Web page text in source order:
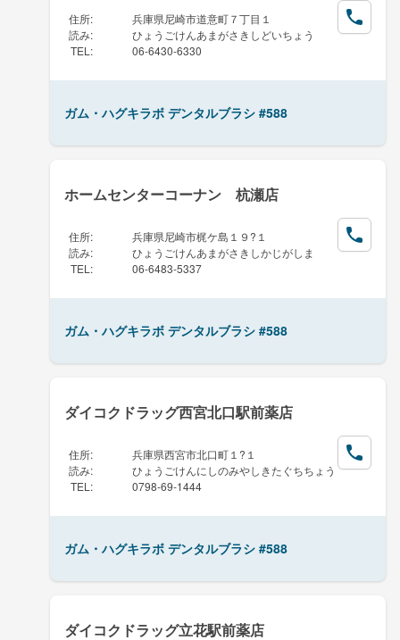
住所:
兵庫県尼崎市道意町７丁目１
読み:
ひょうごけんあまがさきしどいちょう
TEL : 06-6430-6330
ガム・ハグキラボ デンタルブラシ #588
ホームセンターコーナン 杭瀬店
住所:
兵庫県尼崎市梶ケ島１９?１
読み:
ひょうごけんあまがさきしかじがしま
TEL : 06-6483-5337
ガム・ハグキラボ デンタルブラシ #588
ダイコクドラッグ西宮北口駅前薬店
住所:
兵庫県西宮市北口町１?１
読み:
ひょうごけんにしのみやしきたぐちちょう
TEL : 0798-69-1444
ガム・ハグキラボ デンタルブラシ #588
ダイコクドラッグ立花駅前薬店